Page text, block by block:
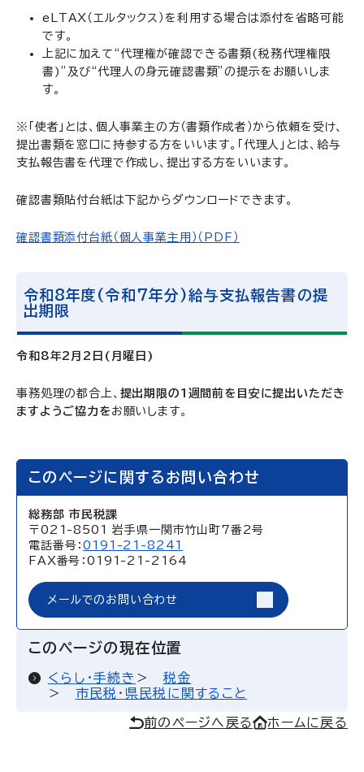
eLTAX（エルタックス）を利用する場合は添付を省略可能
です。
上記に加えて“代理権が確認できる書類(税務代理権限
書)”及び“代理人の身元確認書類”の提示をお願いしま
す。
※「使者」とは、個人事業主の方（書類作成者）から依頼を受け、
提出書類を窓口に持参する方をいいます。「代理人」とは、給与
支払報告書を代理で作成し、提出する方をいいます。
確認書類貼付台紙は下記からダウンロードできます。
確認書類添付台紙（個人事業主用）（PDF）
令和8年度(令和7年分)給与支払報告書の提
出期限
令和8年2月2日(月曜日)
事務処理の都合上、 提出期限の1週間前を目安に提出いただき
ますようご協力を お願いします。
このページに関するお問い合わせ
総務部 市民税課
〒021-8501 岩手県一関市竹山町7番2号
電話番号：0191-21-8241
FAX番号：0191-21-2164
メールでのお問い合わせ
このページの現在位置
くらし・手続き
税金
市民税・県民税に関すること
前のページへ戻る ホームに戻る